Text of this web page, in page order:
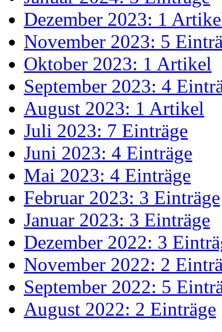
Dezember 2023: 1
November 2023: 5
Oktober 2023: 1 Artikel
September 2023: 4
August 2023: 1 Artikel
Juli 2023: 7 Einträge
Juni 2023: 4 Einträge
Mai 2023: 4 Einträge
Februar 2023: 3 Einträge
Januar 2023: 3 Einträge
Dezember 2022: 3
November 2022: 2
September 2022: 5
August 2022: 2 Einträge